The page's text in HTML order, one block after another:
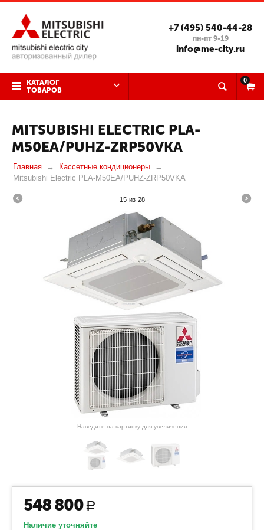
+7 (495) 540-44-28
пн-пт 9-19
info@me-city.ru
КАТАЛОГ
ТОВАРОВ
0
MITSUBISHI ELECTRIC PLA-
M50EA/PUHZ-ZRP50VKA
Главная
Кассетные кондиционеры
Mitsubishi Electric PLA-M50EA/PUHZ-ZRP50VKA
15 из 28
Наведите на картинку для увеличения
548 800 Р
Наличие уточняйте